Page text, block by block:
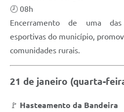
🕗 08h
Encerramento de uma
esportivas do município,
comunidades rurais.
21 de janeiro (quarta-
🚩 Hasteamento da Bandeira